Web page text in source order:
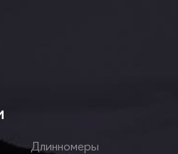
Длинномеры